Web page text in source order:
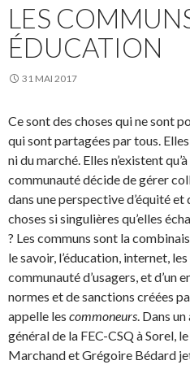
LES
ÉDUCATION
31 MAI 2017
Ce sont des choses qui ne sont
qui sont partagées par tous.
ni du marché. Elles n’existent
communauté décide de gérer
dans une perspective d’équité
choses si singulières qu’elles
? Les communs sont la
le savoir, l’éducation, internet,
communauté d’usagers, et d’un
normes et de sanctions créées
appelle les commoneurs . Dans
général de la FEC-CSQ à Sorel,
Marchand et Grégoire Bédard